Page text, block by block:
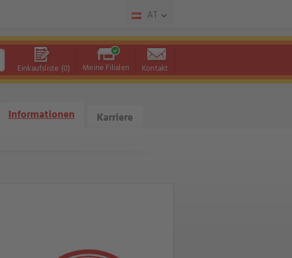
AT
Einkaufsliste (0) Meine Filialen Kontakt
Informationen Karriere